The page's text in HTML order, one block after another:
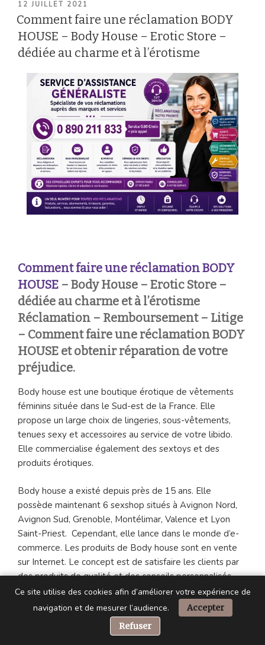
PUBLIÉ
LE
12 JUILLET 2021
Comment faire une réclamation BODY
HOUSE – Body House – Erotic Store –
dédiée au charme et à l’érotisme
Comment faire une réclamationBODY
HOUSE – Body House – Erotic Store –
dédiée au charme et à l’érotisme
Réclamation – Remboursement – Litige
– Comment faire une réclamation BODY
HOUSE et obtenir réparation de votre
préjudice.
Body house est une boutique érotique de vêtements
féminins située dans le Sud-est de la France. Elle
propose un large choix de lingeries, sous-vêtements,
tenues sexy et accessoires au service de votre libido.
Elle commercialise également des sextoys et des
produits érotiques.
Body house a existé depuis près de 15 ans. Elle
possède maintenant 6 sexshop situés à Avignon Nord,
Avignon Sud, Grenoble, Montélimar, Valence et Lyon
Saint-Priest. Cependant, elle lance dans le monde d’e-
commerce. Les produits de Body house sont en vente
sur Internet. Le concept est de satisfaire les clients par
des produits de qualité et des conseils personnalisés.
Le love shop propose une surface de vente lumineuse
et très soignée afin que chacun puisse s’y sentir à l’aise.
Un lieu où tous viennent se mêler. La boutique de Body
Ce site utilise des cookies afin d’améliorer votre expérience de
navigation et de mesurer l’audience.
Accepter
Refuser